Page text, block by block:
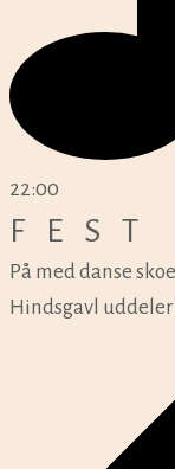
22:00
På med danse
Hindsgavl